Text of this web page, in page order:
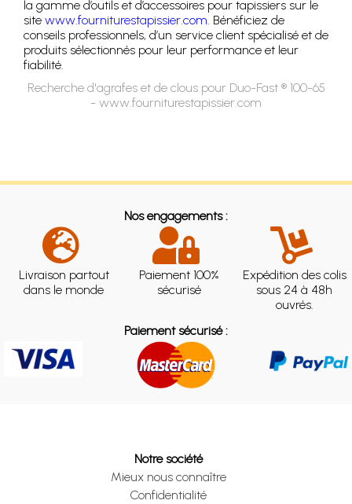
la gamme d’outils et d’accessoires pour tapissiers sur le
site www.fourniturestapissier.com. Bénéficiez de
conseils professionnels, d’un service client spécialisé et de
produits sélectionnés pour leur performance et leur
fiabilité.
Recherche d'agrafes et de clous pour Duo-Fast ® 100-65
- www.fourniturestapissier.com
Nos engagements :
Livraison partout
dans le monde
Paiement 100%
sécurisé
Expédition des colis
sous 24 à 48h
ouvrés.
Paiement sécurisé :
Notre société
Mieux nous connaître
Confidentialité